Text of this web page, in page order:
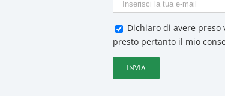
Dichiaro di avere preso
presto pertanto il mio